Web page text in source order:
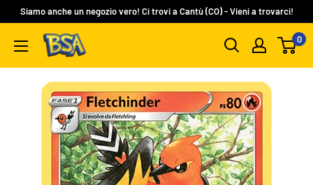
contenuto
Siamo anche un negozio vero! Ci trovi a Cantù (CO) - Vieni a trovarci!
BSA
Carte
Collezionabili
0